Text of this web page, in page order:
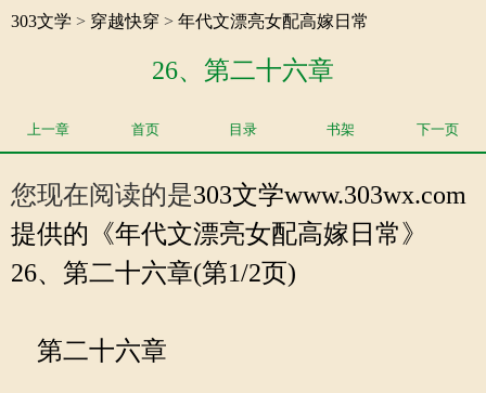
303文学 > 穿越快穿 > 年代文漂亮女配高嫁日常
26、第二十六章
上一章 首页 目录 书架 下一页
您现在阅读的是303文学www.303wx.com
提供的《年代文漂亮女配高嫁日常》
26、第二十六章(第1/2页)
第二十六章